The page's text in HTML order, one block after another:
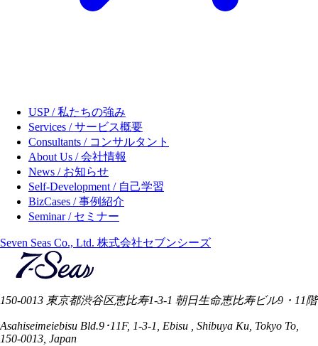
USP / 私たちの強み
Services / サービス概要
Consultants / コンサルタント
About Us / 会社情報
News / お知らせ
Self-Development / 自己学習
BizCases / 事例紹介
Seminar / セミナー
Seven Seas Co., Ltd. 株式会社セブンシーズ
150-0013 東京都渋谷区恵比寿1-3-1 朝日生命恵比寿ビル9・11階
Asahiseimeiebisu Bld.9･11F, 1-3-1, Ebisu , Shibuya Ku, Tokyo To,
150-0013, Japan